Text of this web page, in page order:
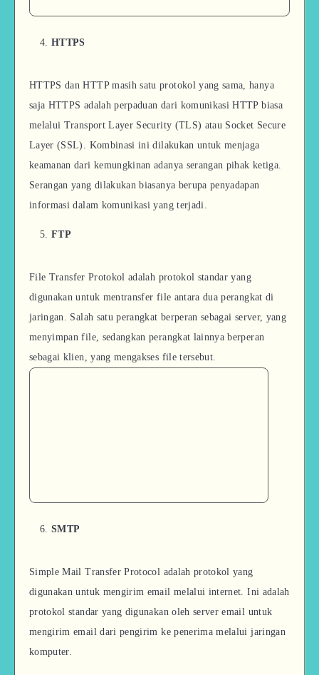
HTTPS
HTTPS dan HTTP masih satu protokol yang sama, hanya
saja HTTPS adalah perpaduan dari komunikasi HTTP biasa
melalui Transport Layer Security (TLS) atau Socket Secure
Layer (SSL). Kombinasi ini dilakukan untuk menjaga
keamanan dari kemungkinan adanya serangan pihak ketiga.
Serangan yang dilakukan biasanya berupa penyadapan
informasi dalam komunikasi yang terjadi.
FTP
File Transfer Protokol adalah protokol standar yang
digunakan untuk mentransfer file antara dua perangkat di
jaringan. Salah satu perangkat berperan sebagai server, yang
menyimpan file, sedangkan perangkat lainnya berperan
sebagai klien, yang mengakses file tersebut.
SMTP
Simple Mail Transfer Protocol adalah protokol yang
digunakan untuk mengirim email melalui internet. Ini adalah
protokol standar yang digunakan oleh server email untuk
mengirim email dari pengirim ke penerima melalui jaringan
komputer.